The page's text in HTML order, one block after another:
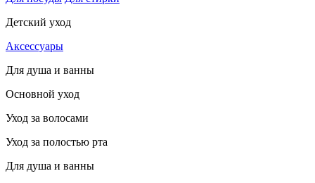
Детский уход
Аксессуары
Для душа и ванны
Основной уход
Уход за волосами
Уход за полостью рта
Для душа и ванны